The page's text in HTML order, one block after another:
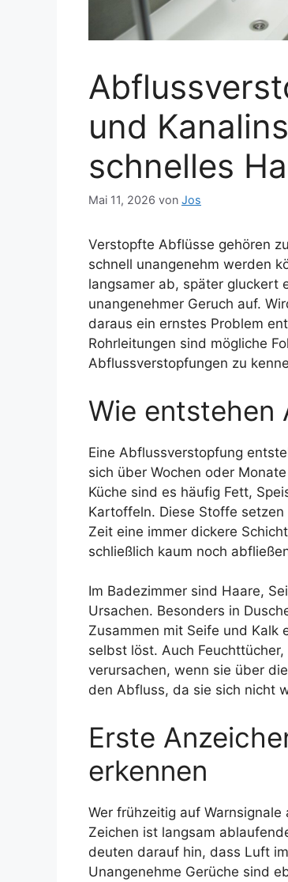
und
schnelles
Mai 11, 2026 von Jos
Verstopfte Abflüsse gehören
schnell unangenehm werden
langsamer ab, später gluckert
unangenehmer Geruch auf.
daraus ein ernstes Problem
Rohrleitungen sind mögliche
Abflussverstopfungen zu
Wie entstehen
Eine Abflussverstopfung
sich über Wochen oder
Küche sind es häufig Fett,
Kartoffeln. Diese Stoffe
Zeit eine immer dickere
schließlich kaum noch
Im Badezimmer sind Haare,
Ursachen. Besonders in
Zusammen mit Seife und Kalk
selbst löst. Auch
verursachen, wenn sie über
den Abfluss, da sie sich nicht
Erste
erkennen
Wer frühzeitig auf
Zeichen ist langsam
deuten darauf hin, dass Luft
Unangenehme Gerüche sind